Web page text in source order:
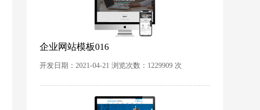
企业网站模板016
开发日期：2021-04-21 浏览次数：1229909 次